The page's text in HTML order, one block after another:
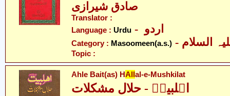
صادق شیرازی
Translator :
Language : Urdu
Category : Masoomeen(a.s.)
Topic :
Ahle Bait(as) HAllal-e-Mushkilat
اہلبیتؑ - حلال مشکلات